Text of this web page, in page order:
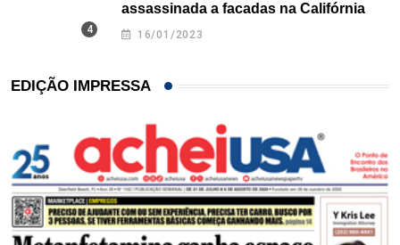
assassinada a facadas na Califórnia
16/01/2023
EDIÇÃO IMPRESSA